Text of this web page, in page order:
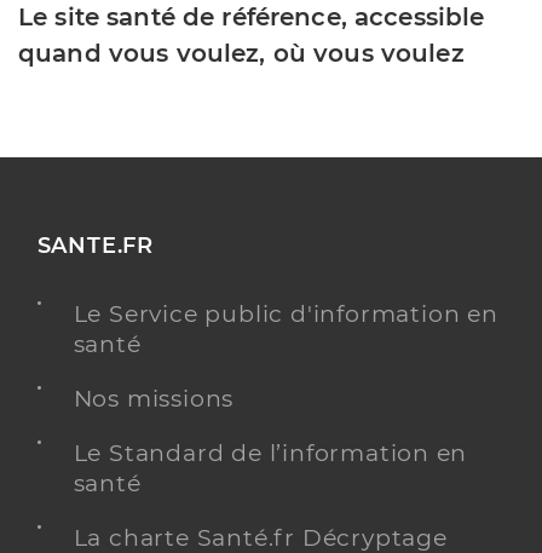
Le site santé de référence, accessible
quand vous voulez, où vous voulez
SANTE.FR
Le Service public d'information en
santé
Nos missions
Le Standard de l’information en
santé
La charte Santé.fr Décryptage